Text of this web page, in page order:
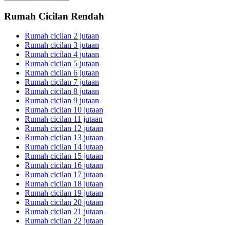
Rumah Cicilan Rendah
Rumah cicilan 2 jutaan
Rumah cicilan 3 jutaan
Rumah cicilan 4 jutaan
Rumah cicilan 5 jutaan
Rumah cicilan 6 jutaan
Rumah cicilan 7 jutaan
Rumah cicilan 8 jutaan
Rumah cicilan 9 jutaan
Rumah cicilan 10 jutaan
Rumah cicilan 11 jutaan
Rumah cicilan 12 jutaan
Rumah cicilan 13 jutaan
Rumah cicilan 14 jutaan
Rumah cicilan 15 jutaan
Rumah cicilan 16 jutaan
Rumah cicilan 17 jutaan
Rumah cicilan 18 jutaan
Rumah cicilan 19 jutaan
Rumah cicilan 20 jutaan
Rumah cicilan 21 jutaan
Rumah cicilan 22 jutaan